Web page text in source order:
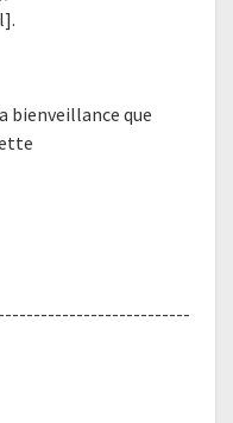
bienveillance que